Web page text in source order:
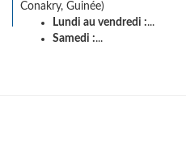
Conakry, Guinée)
Lundi au vendredi :...
Samedi :...